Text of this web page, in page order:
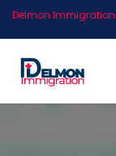
Delmon Immigration